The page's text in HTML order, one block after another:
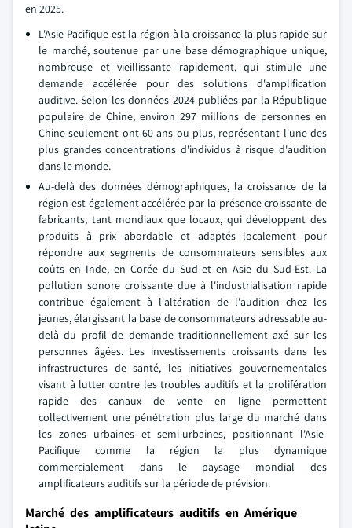
en 2025.
L'Asie-Pacifique est la région à la croissance la plus rapide sur
le marché, soutenue par une base démographique unique,
nombreuse et vieillissante rapidement, qui stimule une
demande accélérée pour des solutions d'amplification
auditive. Selon les données 2024 publiées par la République
populaire de Chine, environ 297 millions de personnes en
Chine seulement ont 60 ans ou plus, représentant l'une des
plus grandes concentrations d'individus à risque d'audition
dans le monde.
Au-delà des données démographiques, la croissance de la
région est également accélérée par la présence croissante de
fabricants, tant mondiaux que locaux, qui développent des
produits à prix abordable et adaptés localement pour
répondre aux segments de consommateurs sensibles aux
coûts en Inde, en Corée du Sud et en Asie du Sud-Est. La
pollution sonore croissante due à l'industrialisation rapide
contribue également à l'altération de l'audition chez les
jeunes, élargissant la base de consommateurs adressable au-
delà du profil de demande traditionnellement axé sur les
personnes âgées. Les investissements croissants dans les
infrastructures de santé, les initiatives gouvernementales
visant à lutter contre les troubles auditifs et la prolifération
rapide des canaux de vente en ligne permettent
collectivement une pénétration plus large du marché dans
les zones urbaines et semi-urbaines, positionnant l'Asie-
Pacifique comme la région la plus dynamique
commercialement dans le paysage mondial des
amplificateurs auditifs sur la période de prévision.
Marché des amplificateurs auditifs en Amérique